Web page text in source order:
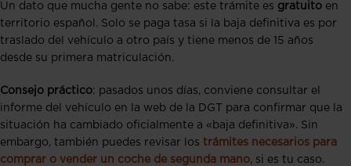
Un dato que mucha gente no sabe: este trámite es gratuito en
territorio español. Solo se paga tasa si la baja definitiva es por
traslado del vehículo a otro país y tiene menos de 15 años
desde su primera matriculación.
Consejo práctico: pasados unos días, conviene consultar el
informe del vehículo en la web de la DGT para confirmar que la
situación ha cambiado oficialmente a «baja definitiva». Sin
embargo, también puedes revisar los trámites necesarios para
comprar o vender un coche de segunda mano, si es tu caso.